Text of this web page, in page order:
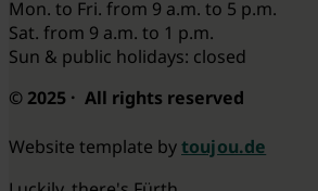
Mon. to Fri. from 9 a.m. to 5 p.m.
Sat. from 9 a.m. to 1 p.m.
Sun & public holidays: closed
© 2025 · All rights reserved
Website template bytoujou.de